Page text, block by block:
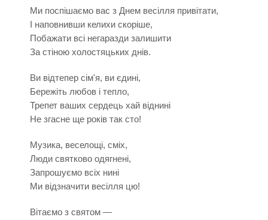
Ми поспішаємо вас з Днем весілля привітати,
І наповнивши келихи скоріше,
Побажати всі негаразди залишити
За стіною холостяцьких днів.
Ви відтепер сім'я, ви єдині,
Бережіть любов і тепло,
Трепет ваших сердець хай віднині
Не згасне ще років так сто!
Музика, веселощі, сміх,
Люди святково одягнені,
Запрошуємо всіх нині
Ми відзначити весілля цю!
Вітаємо з святом —